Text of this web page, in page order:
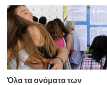
Όλα τα ονόματα των